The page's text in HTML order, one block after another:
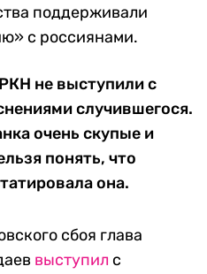
поддерживали
с россиянами.
не выступили с
случившегося.
очень скупые и
понять, что
она.
сбоя глава
выступил с